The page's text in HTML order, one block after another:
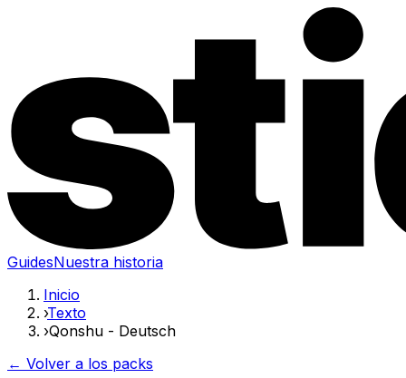
GuidesNuestra historia
Inicio
›Texto
›Qonshu - Deutsch
← Volver a los packs